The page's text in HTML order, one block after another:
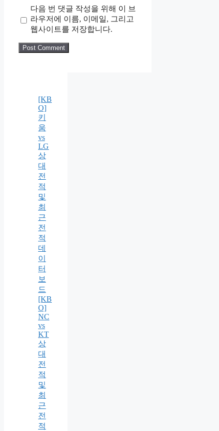
다음 번 댓글 작성을 위해 이 브
라우저에 이름, 이메일, 그리고
웹사이트를 저장합니다.
[KB
O]
키
움
vs
LG
상
대
전
적
및
최
근
전
적
데
이
터
보
드
[KB
O]
NC
vs
KT
상
대
전
적
및
최
근
전
적